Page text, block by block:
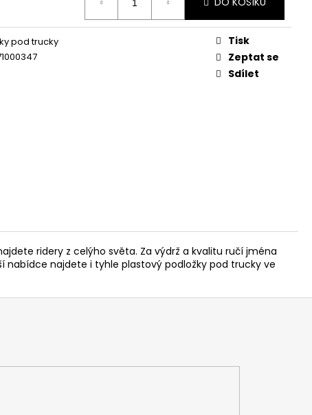
pod trucky
Tisk
Zeptat se
Sdílet
ridery z celýho světa. Za výdrž a kvalitu ručí jména
nabídce najdete i tyhle plastový podložky pod trucky ve